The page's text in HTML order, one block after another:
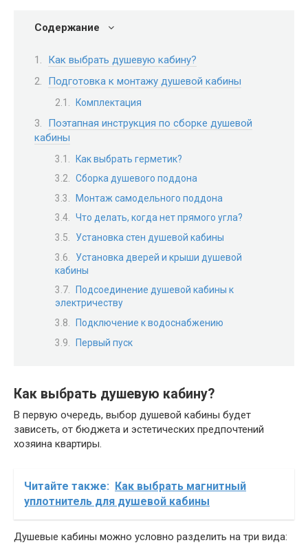
Содержание
Как выбрать душевую кабину?
Подготовка к монтажу душевой кабины
Комплектация
Поэтапная инструкция по сборке душевой
кабины
Как выбрать герметик?
Сборка душевого поддона
Монтаж самодельного поддона
Что делать, когда нет прямого угла?
Установка стен душевой кабины
Установка дверей и крыши душевой
кабины
Подсоединение душевой кабины к
электричеству
Подключение к водоснабжению
Первый пуск
Как выбрать душевую кабину?
В первую очередь, выбор душевой кабины будет
зависеть, от бюджета и эстетических предпочтений
хозяина квартиры.
Читайте также:
Как выбрать магнитный
уплотнитель для душевой кабины
Душевые кабины можно условно разделить на три вида: